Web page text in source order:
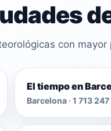
con mayor
El tiempo en
Barcelona · 1 713